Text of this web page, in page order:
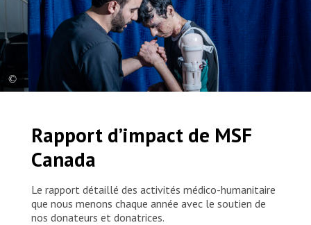
surgery hospital in Amman. Jordan, 2024. © Moises Saman/Magnum
Rapport d’impact de MSF
Canada
Le rapport détaillé des activités médico-humanitaire
que nous menons chaque année avec le soutien de
nos donateurs et donatrices.